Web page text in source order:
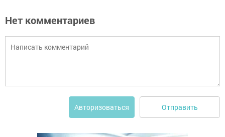
Нет комментариев
Авторизоваться Отправить